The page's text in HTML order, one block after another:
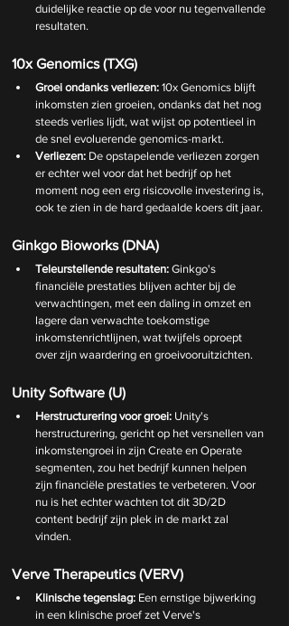
duidelijke reactie op de voor nu tegenvallende
resultaten.
10x Genomics (TXG)
Groei ondanks verliezen: 10x Genomics blijft
inkomsten zien groeien, ondanks dat het nog
steeds verlies lijdt, wat wijst op potentieel in
de snel evoluerende genomics-markt.
Verliezen: De opstapelende verliezen zorgen
er echter wel voor dat het bedrijf op het
moment nog een erg risicovolle investering is,
ook te zien in de hard gedaalde koers dit jaar.
Ginkgo Bioworks (DNA)
Teleurstellende resultaten: Ginkgo's
financiële prestaties blijven achter bij de
verwachtingen, met een daling in omzet en
lagere dan verwachte toekomstige
inkomstenrichtlijnen, wat twijfels oproept
over zijn waardering en groeivooruitzichten.
Unity Software (U)
Herstructurering voor groei: Unity's
herstructurering, gericht op het versnellen van
inkomstengroei in zijn Create en Operate
segmenten, zou het bedrijf kunnen helpen
zijn financiële prestaties te verbeteren. Voor
nu is het echter wachten tot dit 3D/2D
content bedrijf zijn plek in de markt zal
vinden.
Verve Therapeutics (VERV)
Klinische tegenslag: Een ernstige bijwerking
in een klinische proef zet Verve's